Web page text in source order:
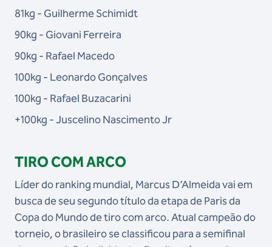
81kg - Guilherme Schimidt
90kg - Giovani Ferreira
90kg - Rafael Macedo
100kg - Leonardo Gonçalves
100kg - Rafael Buzacarini
+100kg - Juscelino Nascimento Jr
TIRO COM ARCO
Líder do ranking mundial, Marcus D’Almeida vai em
busca de seu segundo título da etapa de Paris da
Copa do Mundo de tiro com arco. Atual campeão do
torneio, o brasileiro se classificou para a semifinal